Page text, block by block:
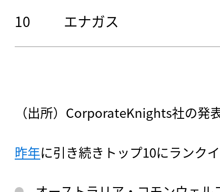
10 エナガス
（出所）CorporateKnights社の発
昨年に引き続きトップ10にランク